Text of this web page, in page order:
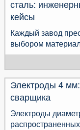
сталь:
кейсы
Каждый завод
выбором
Электроды 4
сварщика
Электроды